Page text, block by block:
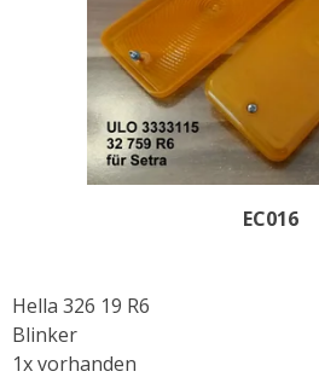
EC016
Hella 326 19 R6
Blinker
1x vorhanden